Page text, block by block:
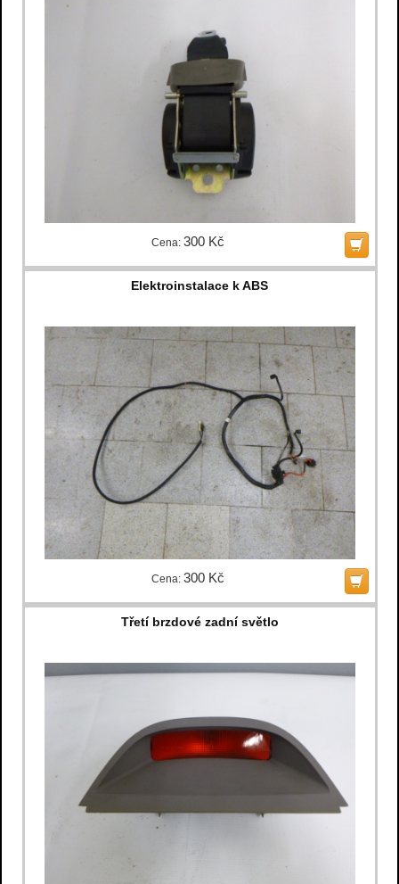
Cena: 300 Kč
Elektroinstalace k ABS
Cena: 300 Kč
Třetí brzdové zadní světlo